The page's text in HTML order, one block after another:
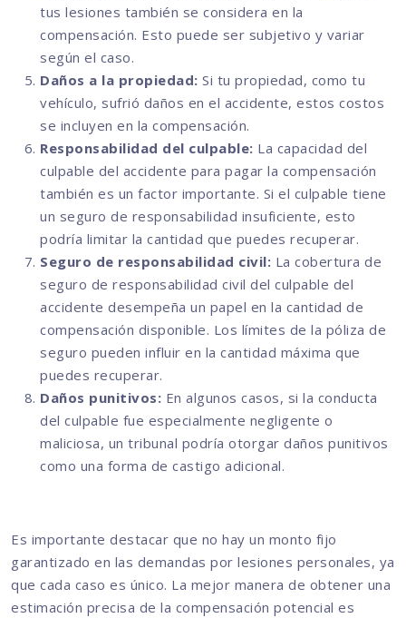
tus lesiones también se considera en la
compensación. Esto puede ser subjetivo y variar
según el caso.
Daños a la propiedad: Si tu propiedad, como tu
vehículo, sufrió daños en el accidente, estos costos
se incluyen en la compensación.
Responsabilidad del culpable: La capacidad del
culpable del accidente para pagar la compensación
también es un factor importante. Si el culpable tiene
un seguro de responsabilidad insuficiente, esto
podría limitar la cantidad que puedes recuperar.
Seguro de responsabilidad civil: La cobertura de
seguro de responsabilidad civil del culpable del
accidente desempeña un papel en la cantidad de
compensación disponible. Los límites de la póliza de
seguro pueden influir en la cantidad máxima que
puedes recuperar.
Daños punitivos: En algunos casos, si la conducta
del culpable fue especialmente negligente o
maliciosa, un tribunal podría otorgar daños punitivos
como una forma de castigo adicional.
Es importante destacar que no hay un monto fijo
garantizado en las demandas por lesiones personales, ya
que cada caso es único. La mejor manera de obtener una
estimación precisa de la compensación potencial es